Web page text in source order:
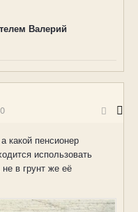
Валерий
какой пенсионер
использовать
в грунт же её